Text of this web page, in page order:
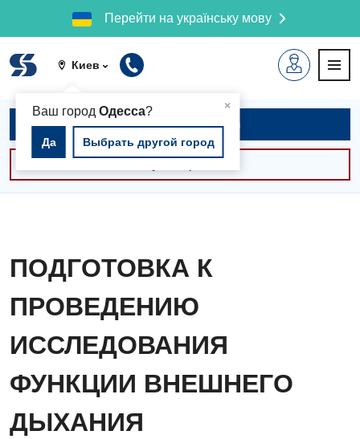
Перейти на українську мову
Киев
×
Ваш город Одесса?
Да Выбрать другой город
Записаться на приём
ПОДГОТОВКА К
ПРОВЕДЕНИЮ
ИССЛЕДОВАНИЯ
ФУНКЦИИ ВНЕШНЕГО
ДЫХАНИЯ